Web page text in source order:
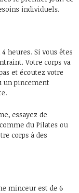
individuels.
heures. Si vous êtes
Votre corps va
et écoutez votre
un pincement
essayez de
du Pilates ou
corps à des
minceur est de 6